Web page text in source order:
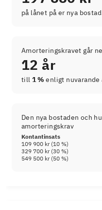
på lånet på er nya
Amorteringskravet går
12 år
till 1 % enligt nuvarande
Den nya bostaden och
amorteringskrav
Kontantinsats
109 900 kr(10 %)
329 700 kr(30 %)
549 500 kr(50 %)